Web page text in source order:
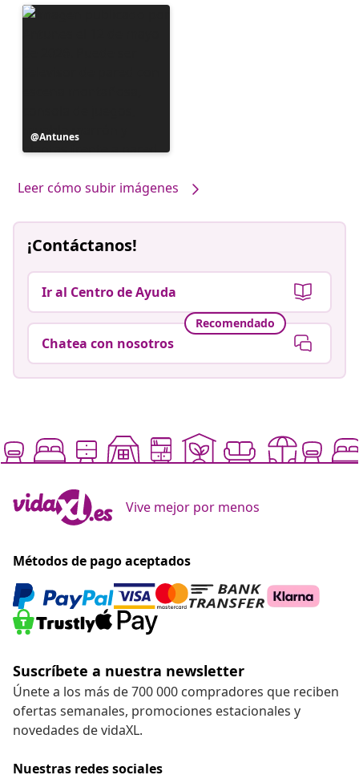
Publicación
realizada
Antunes
Leer cómo subir imágenes
¡Contáctanos!
Ir al Centro de Ayuda
Recomendado
Chatea con nosotros
Vive mejor por menos
Métodos de pago aceptados
Suscríbete a nuestra newsletter
Únete a los más de 700 000 compradores que reciben
ofertas semanales, promociones estacionales y
novedades de vidaXL.
Nuestras redes sociales